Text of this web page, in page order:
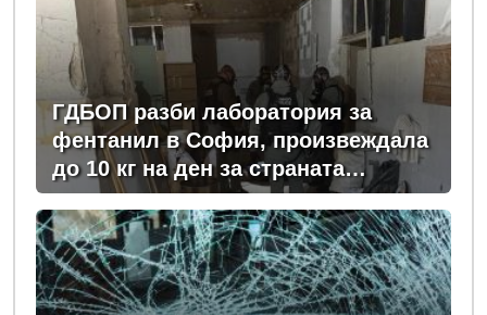
ГДБОП разби лаборатория за
фентанил в София, произвеждала
до 10 кг на ден за страната
(снимки)